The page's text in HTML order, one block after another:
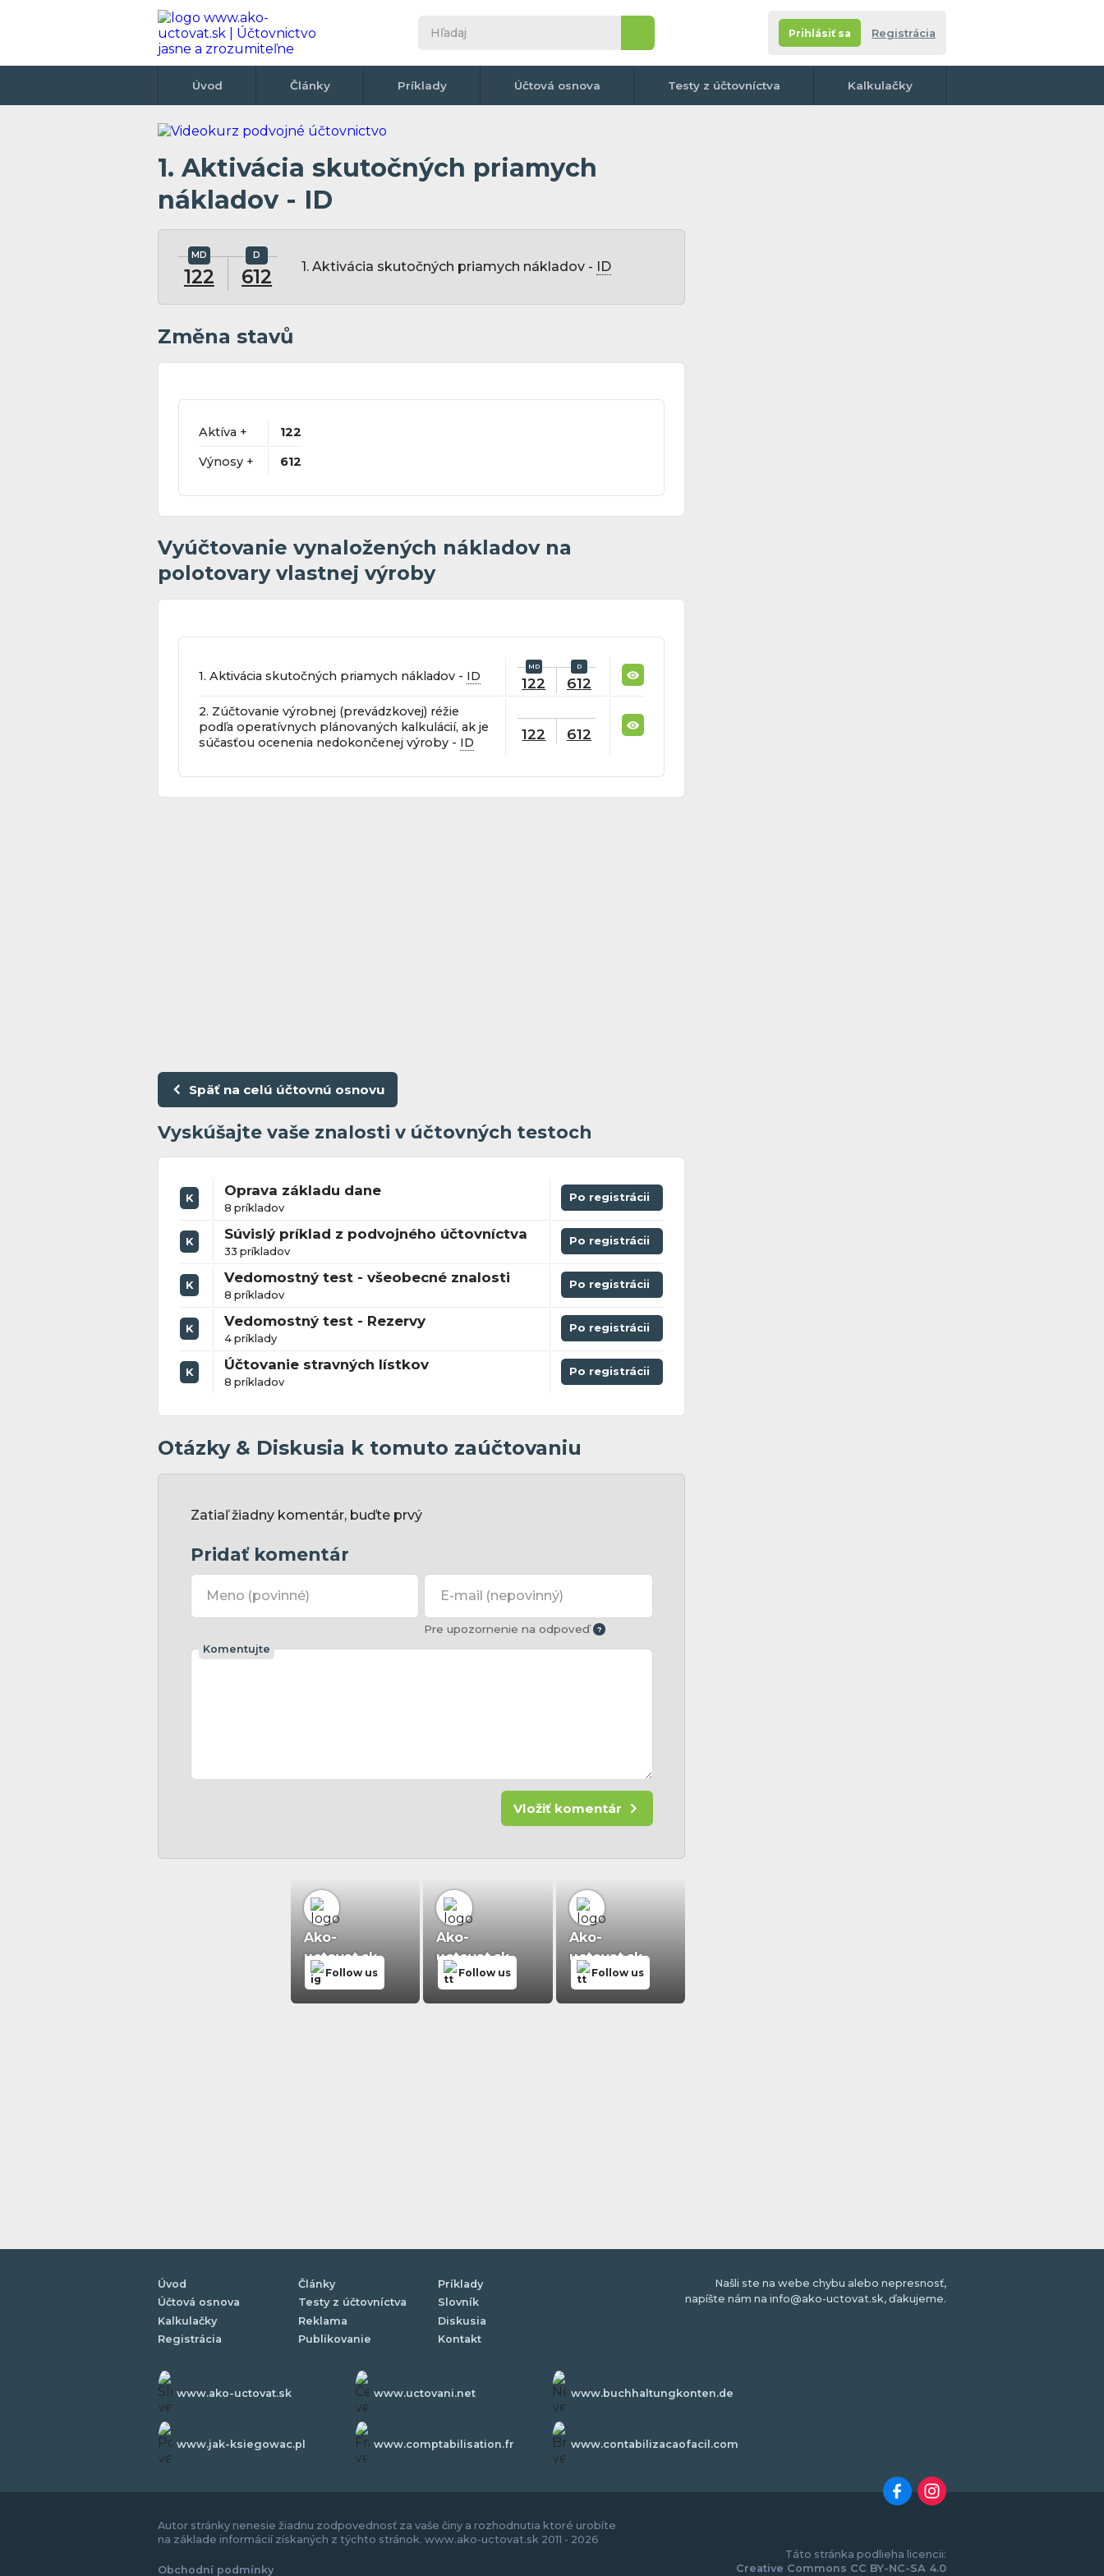
Prihlásiť sa Registrácia
Úvod Články Príklady Účtová osnova Testy z účtovníctva Kalkulačky
1. Aktivácia skutočných priamych
nákladov - ID
122 612 1. Aktivácia skutočných priamych nákladov - ID
Změna stavů
Aktíva +
122
Výnosy +
612
Vyúčtovanie vynaložených nákladov na
polotovary vlastnej výroby
1. Aktivácia skutočných priamych nákladov - ID 122 612
2. Zúčtovanie výrobnej (prevádzkovej) réžie
podľa operatívnych plánovaných kalkulácií, ak je
súčasťou ocenenia nedokončenej výroby - ID
122 612
Späť na celú účtovnú osnovu
Vyskúšajte vaše znalosti v účtovných testoch
K Oprava základu dane
8 príkladov
Po registrácii
K Súvislý príklad z podvojného účtovníctva
33 príkladov
Po registrácii
K Vedomostný test - všeobecné znalosti
8 príkladov
Po registrácii
K Vedomostný test - Rezervy
4 príklady
Po registrácii
K Účtovanie stravných lístkov
8 príkladov
Po registrácii
Otázky & Diskusia k tomuto zaúčtovaniu
Zatiaľ žiadny komentár, buďte prvý
Pridať komentár
Meno (povinné) E-mail (nepovinný)
Pre upozornenie na odpoveď
Komentujte
Vložiť komentár
Ako-
uctovat.sk
Follow us
Ako-
uctovat.sk
Follow us
Ako-
uctovat.sk
Follow us
Úvod Články
Príklady
Účtová osnova
Testy z účtovníctva
Slovník
Kalkulačky
Reklama
Diskusia
Registrácia
Publikovanie Kontakt
Našli ste na webe chybu alebo nepresnosť,
napíšte nám na info@ako-uctovat.sk, ďakujeme.
www.ako-uctovat.sk www.uctovani.net www.buchhaltungkonten.de
www.jak-ksiegowac.pl www.comptabilisation.fr www.contabilizacaofacil.com
Autor stránky nenesie žiadnu zodpovednosť za vaše činy a rozhodnutia ktoré urobíte
na základe informácií získaných z týchto stránok. www.ako-uctovat.sk 2011 - 2026
Obchodní podmínky
Táto stránka podlieha licencii:
Creative Commons CC BY-NC-SA 4.0